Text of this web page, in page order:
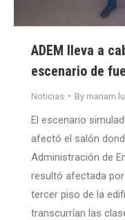
ADEM lleva a
escenario de
Noticias By
El escenario
afectó el salón
Administración de
resultó afectada
tercer piso de la
transcurrían las